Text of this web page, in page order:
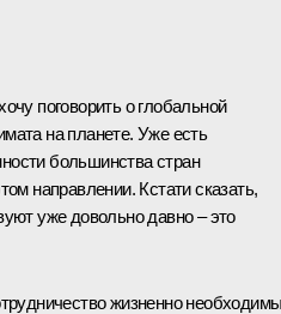
поговорить о глобальной
на планете. Уже есть
большинства стран
направлении. Кстати сказать,
уже довольно давно – это
жизненно